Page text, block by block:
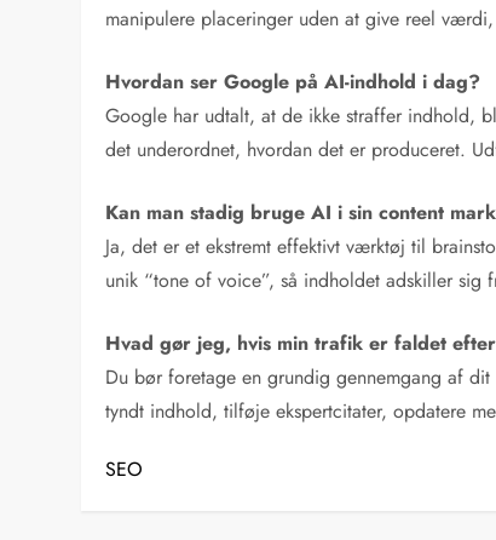
manipulere placeringer uden at give reel
Hvordan ser Google på AI-indhold i dag?
Google har udtalt, at de ikke straffer indhold,
det underordnet, hvordan det er produceret.
Kan man stadig bruge AI i sin content
Ja, det er et ekstremt effektivt værktøj til
unik “tone of voice”, så indholdet adskiller
Hvad gør jeg, hvis min trafik er faldet
Du bør foretage en grundig gennemgang af
tyndt indhold, tilføje ekspertcitater, opdatere
SEO